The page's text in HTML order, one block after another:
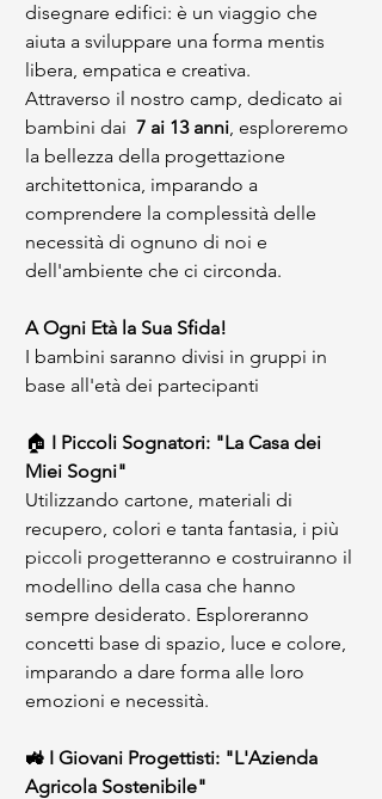
disegnare edifici: è un viaggio che
aiuta a sviluppare una forma mentis
libera, empatica e creativa.
Attraverso il nostro camp, dedicato ai
bambini dai 7 ai 13 anni, esploreremo
la bellezza della progettazione
architettonica, imparando a
comprendere la complessità delle
necessità di ognuno di noi e
dell'ambiente che ci circonda.
A Ogni Età la Sua Sfida!
I bambini saranno divisi in gruppi in
base all'età dei partecipanti
🏠 I Piccoli Sognatori: "La Casa dei
Miei Sogni"
Utilizzando cartone, materiali di
recupero, colori e tanta fantasia, i più
piccoli progetteranno e costruiranno il
modellino della casa che hanno
sempre desiderato. Esploreranno
concetti base di spazio, luce e colore,
imparando a dare forma alle loro
emozioni e necessità.
🚜 I Giovani Progettisti: "L'Azienda
Agricola Sostenibile"